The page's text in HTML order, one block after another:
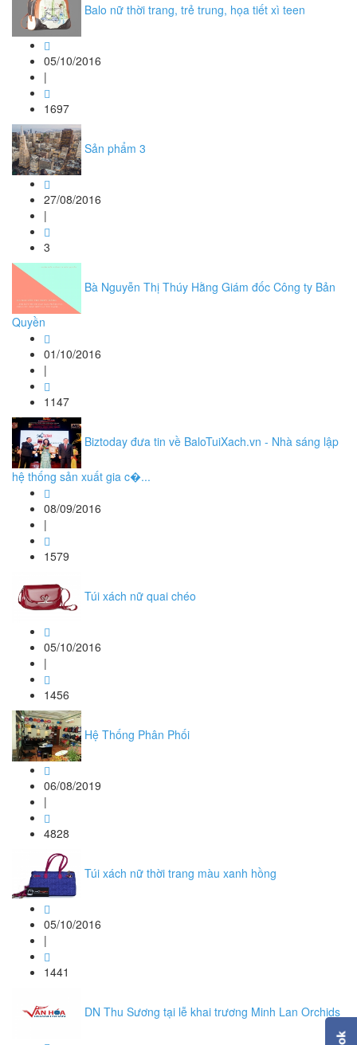
Balo nữ thời trang, trẻ trung, họa tiết xì teen
05/10/2016
|
1697
Sản phẩm 3
27/08/2016
|
3
Bà Nguyễn Thị Thúy Hằng Giám đốc Công ty Bản
Quyền
01/10/2016
|
1147
Biztoday đưa tin về BaloTuiXach.vn - Nhà sáng lập
hệ thống sản xuất gia c�...
08/09/2016
|
1579
Túi xách nữ quai chéo
05/10/2016
|
1456
Hệ Thống Phân Phối
06/08/2019
|
4828
Túi xách nữ thời trang màu xanh hồng
05/10/2016
|
1441
DN Thu Sương tại lễ khai trương Minh Lan Orchids